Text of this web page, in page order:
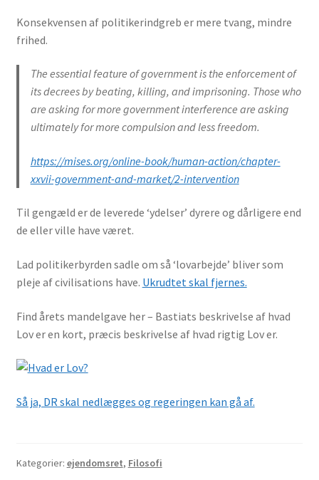
Konsekvensen af politikerindgreb er mere tvang, mindre
frihed.
The essential feature of government is the enforcement of
its decrees by beating, killing, and imprisoning. Those who
are asking for more government interference are asking
ultimately for more compulsion and less freedom.
https://mises.org/online-book/human-action/chapter-
xxvii-government-and-market/2-intervention
Til gengæld er de leverede ‘ydelser’ dyrere og dårligere end
de eller ville have været.
Lad politikerbyrden sadle om så ‘lovarbejde’ bliver som
pleje af civilisations have. Ukrudtet skal fjernes.
Find årets mandelgave her – Bastiats beskrivelse af hvad
Lov er en kort, præcis beskrivelse af hvad rigtig Lov er.
Så ja, DR skal nedlægges og regeringen kan gå af.
Kategorier: ejendomsret, Filosofi